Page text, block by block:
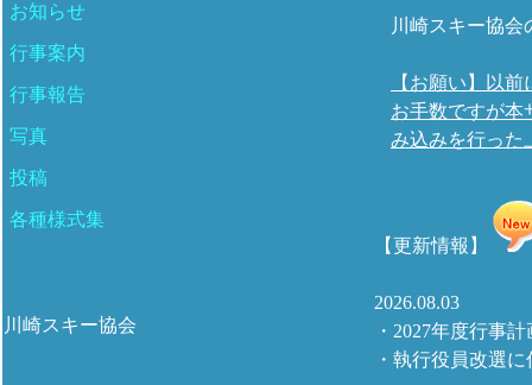
お知らせ
行事案内
行事報告
写真
投稿
各種様式集
川崎スキー協会
川崎スキー協
【お願い】以
お手数ですが本
み込みを行った
【更新情報】
2026.08.03
・2027年度行事
・執行役員改選